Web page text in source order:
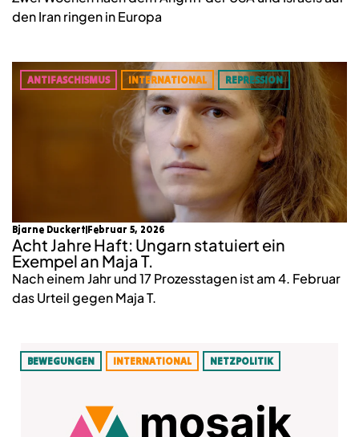
den Iran ringen in Europa
ANTIFASCHISMUS INTERNATIONAL REPRESSION
Bjarne Duckert Februar 5, 2026
Acht Jahre Haft: Ungarn statuiert ein
Exempel an Maja T.
Nach einem Jahr und 17 Prozesstagen ist am 4. Februar
das Urteil gegen Maja T.
BEWEGUNGEN INTERNATIONAL NETZPOLITIK